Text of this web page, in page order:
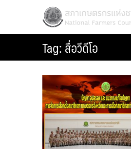
สภาเกษตรกรแห่งชาติ
National Farmers Council
Tag:สื่อวีดีโอ